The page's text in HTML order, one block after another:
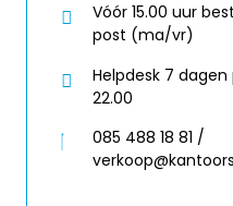
Vóór 15.00 uur
post (ma/vr)
Helpdesk 7
22.00
085 488 18 81 /